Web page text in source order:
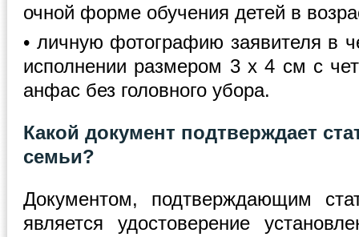
очной форме обучения детей в
• личную фотографию заявителя в
исполнении размером 3 x 4 см с
анфас без головного убора.
Какой документ подтверждает
семьи?
Документом, подтверждающим
является удостоверение